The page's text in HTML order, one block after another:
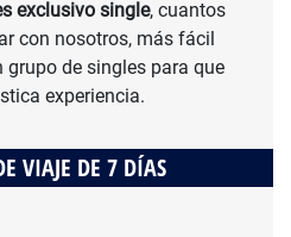
exclusivo single, cuantos
con nosotros, más fácil
de singles para que
experiencia.
VIAJE DE 7 DÍAS